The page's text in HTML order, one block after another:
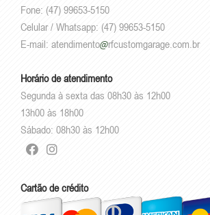
Fone: (47) 99653-5150
Celular / Whatsapp: (47) 99653-5150
E-mail: atendimento rfcustomgarage.com.br
Horário de atendimento
Segunda à sexta das 08h30 às 12h00
13h00 às 18h00
Sábado: 08h30 às 12h00
Cartão de crédito